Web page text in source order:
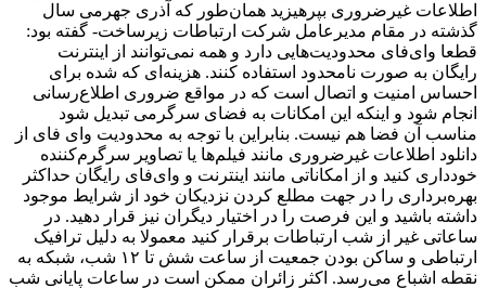
اطلاعات غیرضروری بپرهیزید همان‌طور که آذری جهرمی سال
گذشته در مقام مدیرعامل شرکت ارتباطات زیرساخت- گفته بود:
قطعا وای‌فای محدودیت‌هایی دارد و همه نمی‌توانند از اینترنت
رایگان به صورت نامحدود استفاده کنند. هزینه‌ای که شده برای
احساس امنیت و اتصال است که در مواقع ضروری اطلاع‌رسانی
انجام شود و اینکه این امکانات به فضای سرگرمی تبدیل شود
مناسب آن فضا هم نیست. بنابراین با توجه به محدودیت وای فای از
دانلود اطلاعات غیرضروری مانند فیلم‌ها یا تصاویر سرگرم‌کننده
خودداری کنید و از امکاناتی مانند اینترنت و وای‌فای رایگان حداکثر
بهره‌برداری را در جهت مطلع کردن نزدیکان خود از شرایط موجود
داشته باشید و این فرصت را در اختیار دیگران نیز قرار دهید. در
ساعاتی غیر از شب ارتباطات برقرار کنید معمولا به دلیل ترافیک
ارتباطی و ساکن بودن جمعیت از ساعت شش تا ۱۲ شب، شبکه به
نقطه اشباع می‌رسد. اکثر زائران ممکن است در ساعات پایانی شب